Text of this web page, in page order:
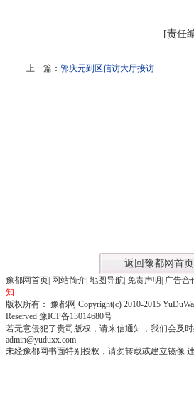
[责任
上一篇：郭庆元到区信访大厅接访
返回豫都网首页
豫都网首页| 网站简介| 地图导航| 免责声明| 广告合
知
版权所有： 豫都网 Copyright(c) 2010-2015
Reserved 豫ICP备13014680号
若无意侵犯了贵司版权，请来信通知，我们会及
admin@yuduxx.com
未经豫都网书面特别授权，请勿转载或建立镜像